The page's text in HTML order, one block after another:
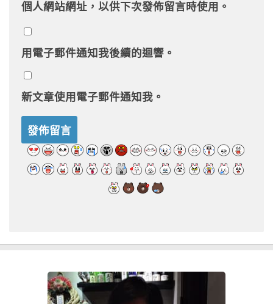
個人網站網址，以供下次發佈留言時使用。
用電子郵件通知我後續的迴響。
新文章使用電子郵件通知我。